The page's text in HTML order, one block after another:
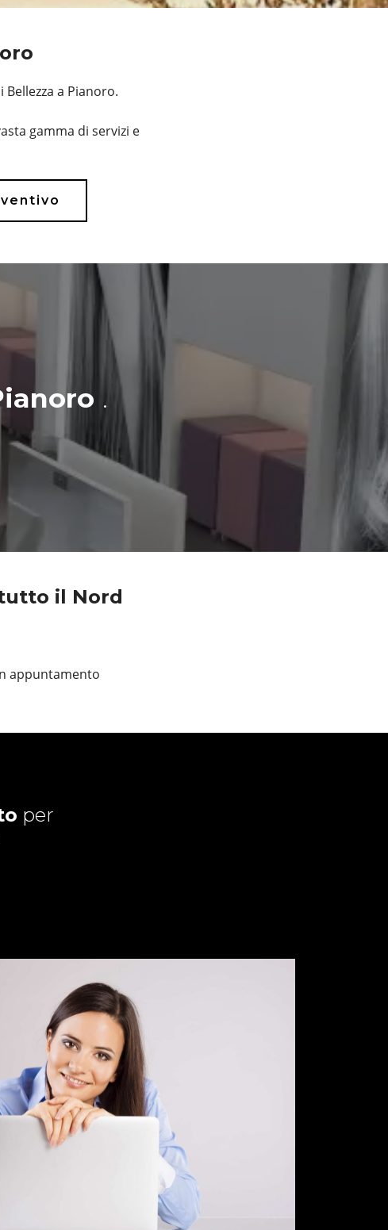
a Pianoro.
gamma di servizi e
.
il Nord
appuntamento
per